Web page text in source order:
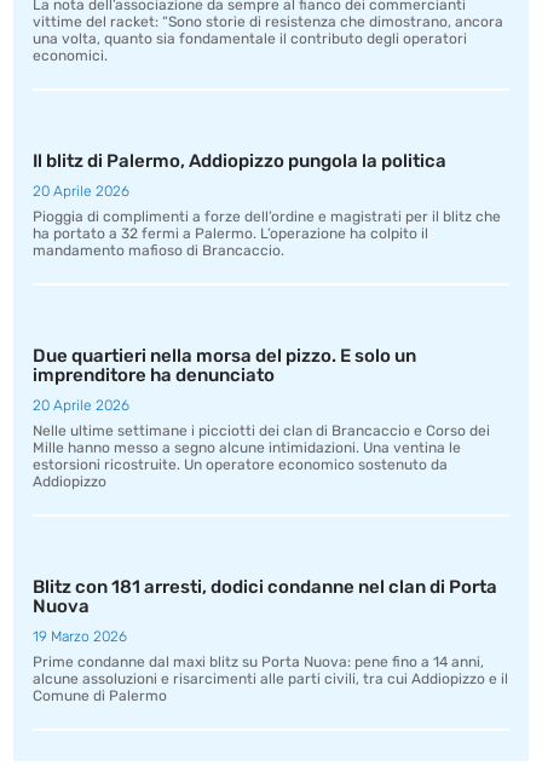
La nota dell’associazione da sempre al fianco dei commercianti
vittime del racket: “Sono storie di resistenza che dimostrano, ancora
una volta, quanto sia fondamentale il contributo degli operatori
economici.
Il blitz di Palermo, Addiopizzo pungola la politica
20 Aprile 2026
Pioggia di complimenti a forze dell’ordine e magistrati per il blitz che
ha portato a 32 fermi a Palermo. L’operazione ha colpito il
mandamento mafioso di Brancaccio.
Due quartieri nella morsa del pizzo. E solo un
imprenditore ha denunciato
20 Aprile 2026
Nelle ultime settimane i picciotti dei clan di Brancaccio e Corso dei
Mille hanno messo a segno alcune intimidazioni. Una ventina le
estorsioni ricostruite. Un operatore economico sostenuto da
Addiopizzo
Blitz con 181 arresti, dodici condanne nel clan di Porta
Nuova
19 Marzo 2026
Prime condanne dal maxi blitz su Porta Nuova: pene fino a 14 anni,
alcune assoluzioni e risarcimenti alle parti civili, tra cui Addiopizzo e il
Comune di Palermo